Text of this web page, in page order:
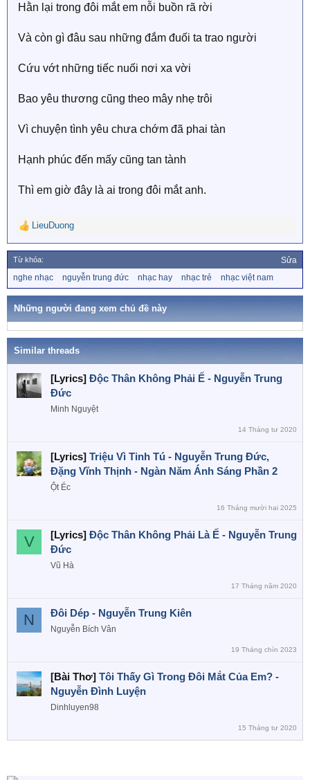
Hằn lại trong đôi mắt em nỗi buồn rã rời
Và còn gì đâu sau những đắm đuối ta trao người
Cứu vớt những tiếc nuối nơi xa vời
Bao yêu thương cũng theo mây nhẹ trôi
Vì chuyện tình yêu chưa chớm đã phai tàn
Hạnh phúc đến mấy cũng tan tành
Thì em giờ đây là ai trong đôi mắt anh.
R
e
a
c
t
o
s
LieuDuong
Từ khóa: Sửa
ừ
k
nghe nhạc nguyễn trung đức nhạc hay nhạc trẻ nhạc việt nam
Những người đang xem chủ đề này
Similar threads
[Lyrics] Độc Thân Không Phải Ế - Nguyễn Trung
Đức
Minh Nguyệt
14 Tháng tư 2020
[Lyrics] Triệu Vì Tinh Tú - Nguyễn Trung Đức,
Đặng Vĩnh Thịnh - Ngàn Năm Ánh Sáng Phần 2
Ột Éc
16 Tháng mười hai 2025
V [Lyrics] Độc Thân Không Phải Là Ế - Nguyễn Trung
Đức
Vũ Hà
17 Tháng năm 2020
N Đôi Dép - Nguyễn Trung Kiên
Nguyễn Bích Vân
19 Tháng chín 2023
[Bài Thơ] Tôi Thấy Gì Trong Đôi Mắt Của Em? -
Nguyễn Đình Luyện
Dinhluyen98
15 Tháng tư 2020